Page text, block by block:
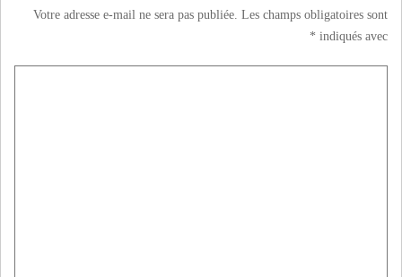
Votre adresse e-mail ne sera pas publiée. Les champs obligatoires sont
indiqués avec
*